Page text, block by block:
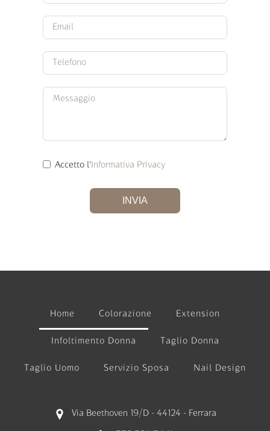
Accetto l' Informativa Privacy
INVIA
Home Colorazione Extension
Infoltimento Donna Taglio Donna
Taglio Uomo Servizio Sposa Nail Design
Via Beethoven 19/D - 44124 - Ferrara